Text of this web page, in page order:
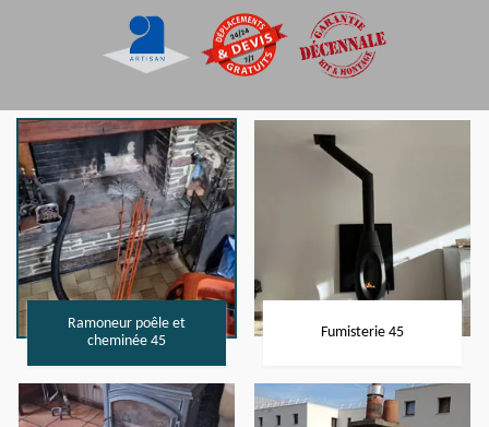
Ramoneur poêle et
cheminée 45
Fumisterie 45